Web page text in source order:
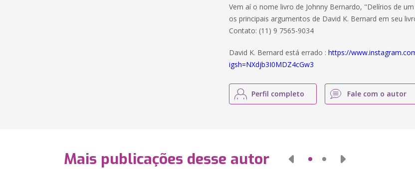
Vem aí o nome livro de Johnny Bernardo, "Delírios de
os principais argumentos de David K. Bernard em seu
Contato: (11) 9 7565-9034
David K. Bernard está errado :https://
igsh=NXdjb3I0MDZ4cGw3
Perfil completo Fale com o autor
Mais publicações desse autor